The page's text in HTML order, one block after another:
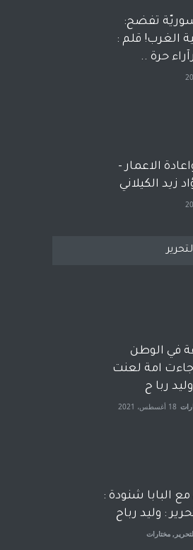
سوريّة تفضح:
الغرب! قلم :
حرة ..
الاعمار -
زيد الكيلاني
طاحنة كتب
مرة اخرى..
يقهر
، فأعطوه
وهم صاغرون،
في الوطن
جاءت امة لعنت
ربا ح
18 أغسطس، 2021
البابا شنودة :
: وليد رباح
, مختارات